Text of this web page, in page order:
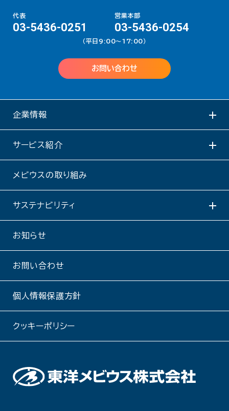
代表
03-5436-0251
営業本部
03-5436-0254
（平日9:00〜17:00）
お問い合わせ
企業情報
サービス紹介
メビウスの取り組み
サステナビリティ
お知らせ
お問い合わせ
個人情報保護方針
クッキーポリシー